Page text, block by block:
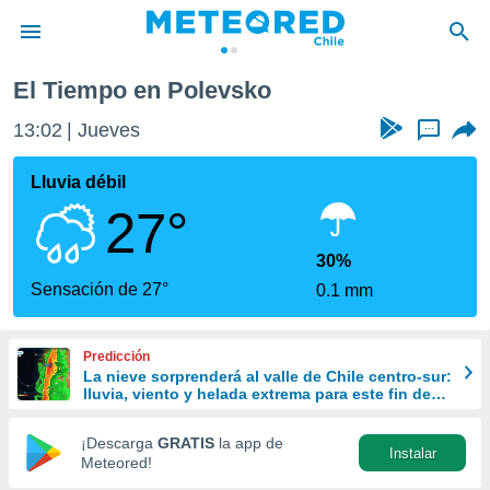
de
por
se
calidad.
a este
las
y
forma
digital
basada
El Tiempo en Polevsko
13:02 Jueves ...
Lluvia débil
27°
Sensación de 27°
30%
0.1 mm
Predicción
La nieve sorprenderá al valle de Chile centro-sur:
lluvia, viento y helada extrema para este fin de
¡Descarga GRATIS la app de
Meteored!
Instalar